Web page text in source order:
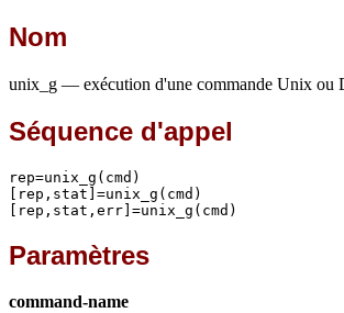
Nom
unix_g — exécution d'une commande Unix ou
Séquence d'appel
rep=unix_g(cmd)
[rep,stat]=unix_g(cmd)
[rep,stat,err]=unix_g(cmd)
Paramètres
command-name